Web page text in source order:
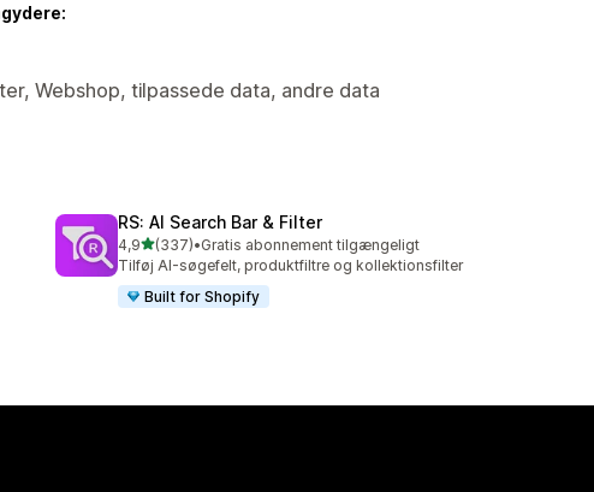
Webshop, tilpassede data, andre data
RS: AI Search Bar & Filter
4,9ud af 5 stjerner
(337)
337 anmeldelser i alt
•Gratis abonnement tilgængeligt
Tilføj AI-søgefelt, produktfiltre og kollektionsfilter
Built for Shopify